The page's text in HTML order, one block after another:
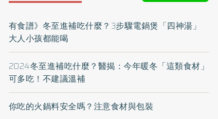
有食譜》冬至進補吃什麼？3步驟電鍋煲「四神湯」
大人小孩都能喝
2024冬至進補吃什麼？醫揭：今年暖冬「這類食材」
可多吃！不建議溫補
你吃的火鍋料安全嗎？注意食材與包裝